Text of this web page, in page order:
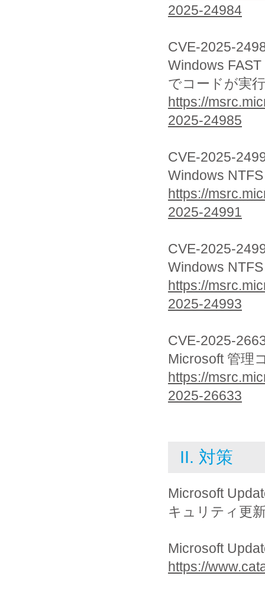
2025-24984
CVE-2025-
Windows
でコードが実
https://
2025-24985
CVE-2025-
Windows
https://
2025-24991
CVE-2025-
Windows
https://
2025-24993
CVE-2025-
Microsoft 管理
https://
2025-26633
II. 対策
Microsoft
キュリティ更
Microsoft
https://